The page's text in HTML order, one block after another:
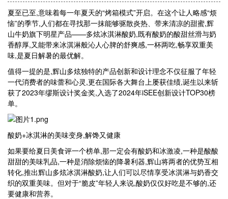
夏至已至,意味着每一年夏天的“烤箱模式”开启。在这个让人略感“烦
恼”的季节,人们都在寻找那一抹能够驱散炎热、带来清凉的甜蜜,辉
山牛奶旗下明星产品——多炫冰淇淋酸奶,既有酸奶的酸甜丝滑与奶
香醇厚,又能带来冰淇淋般沁人心脾的舒爽感,一杯两吃,畅享双重美
味,是夏日解暑的最优解。
值得一提的是,辉山多炫独特的产品创新和设计理念不仅征服了年轻
一代消费者的味蕾和心灵,更在国际各大舞台上屡获佳绩,诞生以来斩
获了2023年缪斯设计奖金奖,入选了2024年iSEE创新设计TOP30榜
单。
酸奶+冰淇淋的美味变身,解馋又健康
如果要给夏日美食评一个榜单,那一定会有酸奶和冰激凌,一种是酸酸
甜甜的美味乳品,一种是消除烦恼的降暑利器,辉山将两者的优势互相
转化,推出辉山多炫冰淇淋酸奶,让人们可以尽情享受冰淇淋与奶香交
织的双重美味。但对于“脆皮”年轻人来说,酸奶仅仅好吃是不够的,还
要健康和营养。